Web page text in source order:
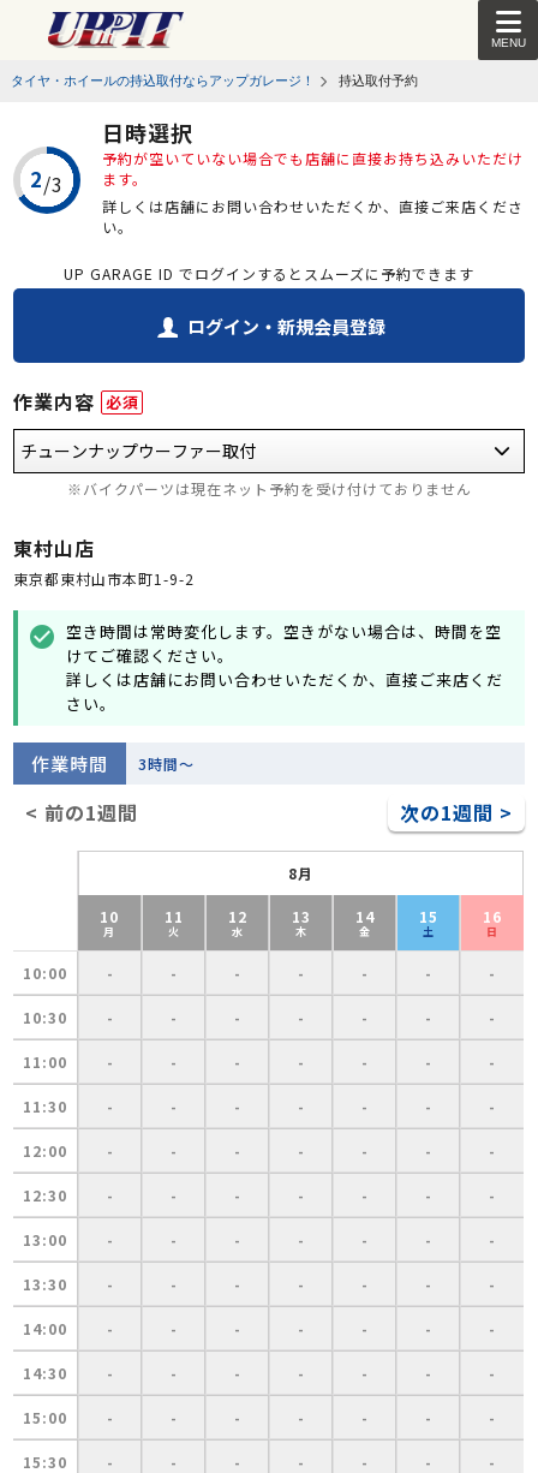
MENU
タイヤ・ホイールの持込取付ならアップガレージ！ 持込取付予約
日時選択
予約が空いていない場合でも店舗に直接お持ち込みいただけ
ます。
詳しくは店舗にお問い合わせいただくか、直接ご来店くださ
い。
UP GARAGE ID でログインするとスムーズに予約できます
ログイン・新規会員登録
作業内容 必須
※バイクパーツは現在ネット予約を受け付けておりません
東村山店
東京都東村山市本町1-9-2
check_circle 空き時間は常時変化します。空きがない場合は、時間を空
けてご確認ください。
詳しくは店舗にお問い合わせいただくか、直接ご来店くだ
さい。
作業時間 3時間～
< 前の1週間 次の1週間 >
8月
10
月
11
火
12
水
13
木
14
金
15
土
16
日
10:00 - - - - - - -
10:30 - - - - - - -
11:00 - - - - - - -
11:30 - - - - - - -
12:00 - - - - - - -
12:30 - - - - - - -
13:00 - - - - - - -
13:30 - - - - - - -
14:00 - - - - - - -
14:30 - - - - - - -
15:00 - - - - - - -
15:30 - - - - - - -